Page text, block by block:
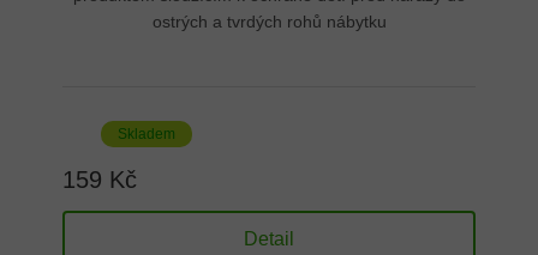
ostrých a tvrdých rohů nábytku
Skladem
159 Kč
Detail